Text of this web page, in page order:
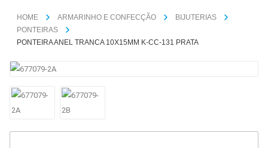
ARMARINHO E CONFECÇÃO
BIJUTERIAS
PONTEIRAS
PONTEIRA ANEL TRANCA 10X15MM K-CC-131 PRATA
1º caderno
3º caneta
4 º tecido
5
6º pincel